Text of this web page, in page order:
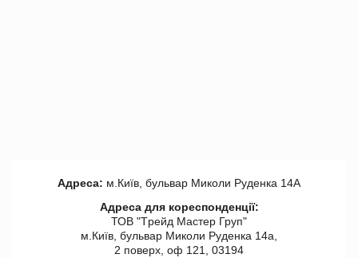
Адреса: м.Київ, бульвар Миколи Руденка 14А
Адреса для кореспонденції:
ТОВ "Tрейд Мастер Груп"
м.Київ, бульвар Миколи Руденка 14а,
2 поверх, оф 121, 03194